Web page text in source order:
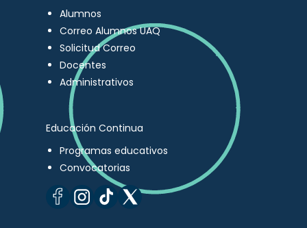
Alumnos
Correo Alumnos UAQ
Solicitud Correo
Docentes
Administrativos
Educación Continua
Programas educativos
Convocatorias